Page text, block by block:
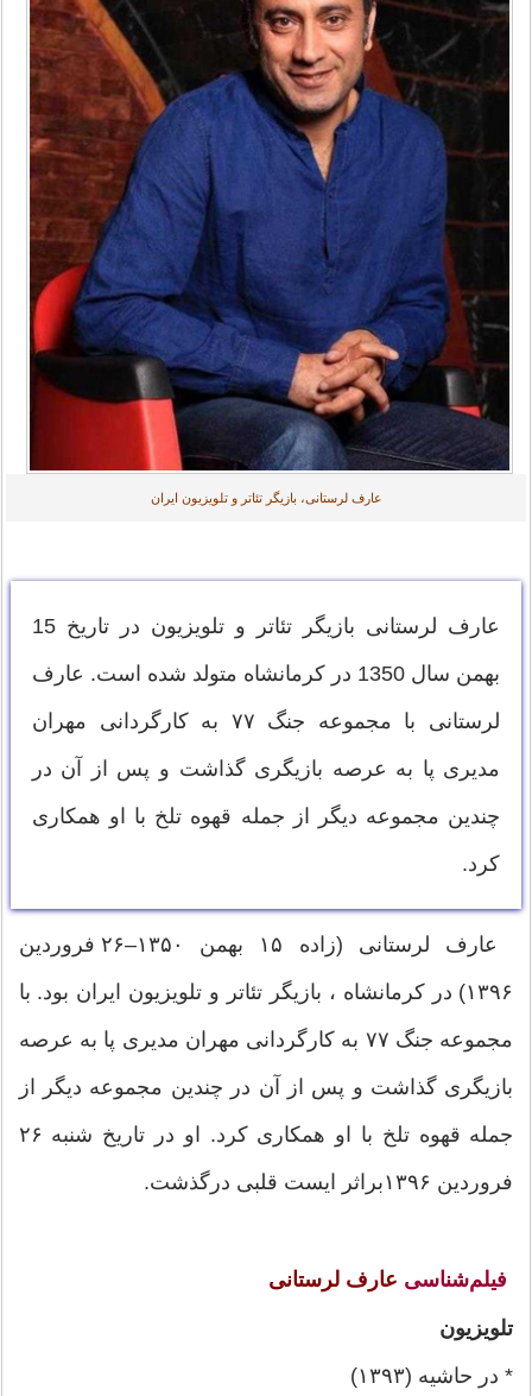
عارف لرستانی، بازیگر تئاتر و تلویزیون ایران
عارف لرستانی بازیگر تئاتر و تلویزیون در تاریخ 15
بهمن سال 1350 در کرمانشاه متولد شده است. عارف
لرستانی با مجموعه جنگ ۷۷ به کارگردانی مهران
مدیری پا به عرصه بازیگری گذاشت و پس از آن در
چندین مجموعه دیگر از جمله قهوه تلخ با او همکاری
کرد.
عارف لرستانی (زاده ۱۵ بهمن ۱۳۵۰–۲۶ فروردین
۱۳۹۶) در کرمانشاه ، بازیگر تئاتر و تلویزیون ایران بود. با
مجموعه جنگ ۷۷ به کارگردانی مهران مدیری پا به عرصه
بازیگری گذاشت و پس از آن در چندین مجموعه دیگر از
جمله قهوه تلخ با او همکاری کرد. او در تاریخ شنبه ۲۶
فروردین ۱۳۹۶براثر ایست قلبی درگذشت.
فیلم‌شناسی عارف لرستانی
تلویزیون
* در حاشیه (۱۳۹۳)